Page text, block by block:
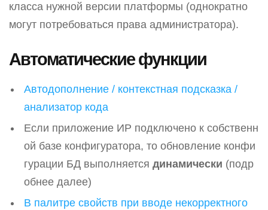
класса нужной версии платформы (однократно
могут потребоваться права администратора).
Автоматические функции
Автодополнение / контекстная подсказка /
анализатор кода
Если приложение ИР подключено к собственн
ой базе конфигуратора, то обновление конфи
гурации БД выполняется динамически (подр
обнее далее)
В палитре свойств при вводе некорректного